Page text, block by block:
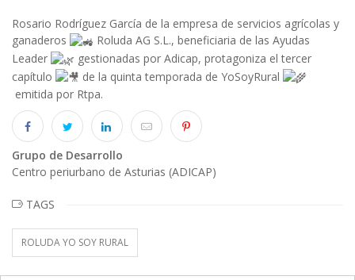
Rosario Rodríguez García de la empresa de servicios agrícolas y
ganaderos
Roluda AG S.L., beneficiaria de las Ayudas
Leader
gestionadas por Adicap, protagoniza el tercer
capítulo
de la quinta temporada de YoSoyRural
emitida por Rtpa.
Grupo de Desarrollo
Centro periurbano de Asturias (ADICAP)
TAGS
ROLUDA YO SOY RURAL